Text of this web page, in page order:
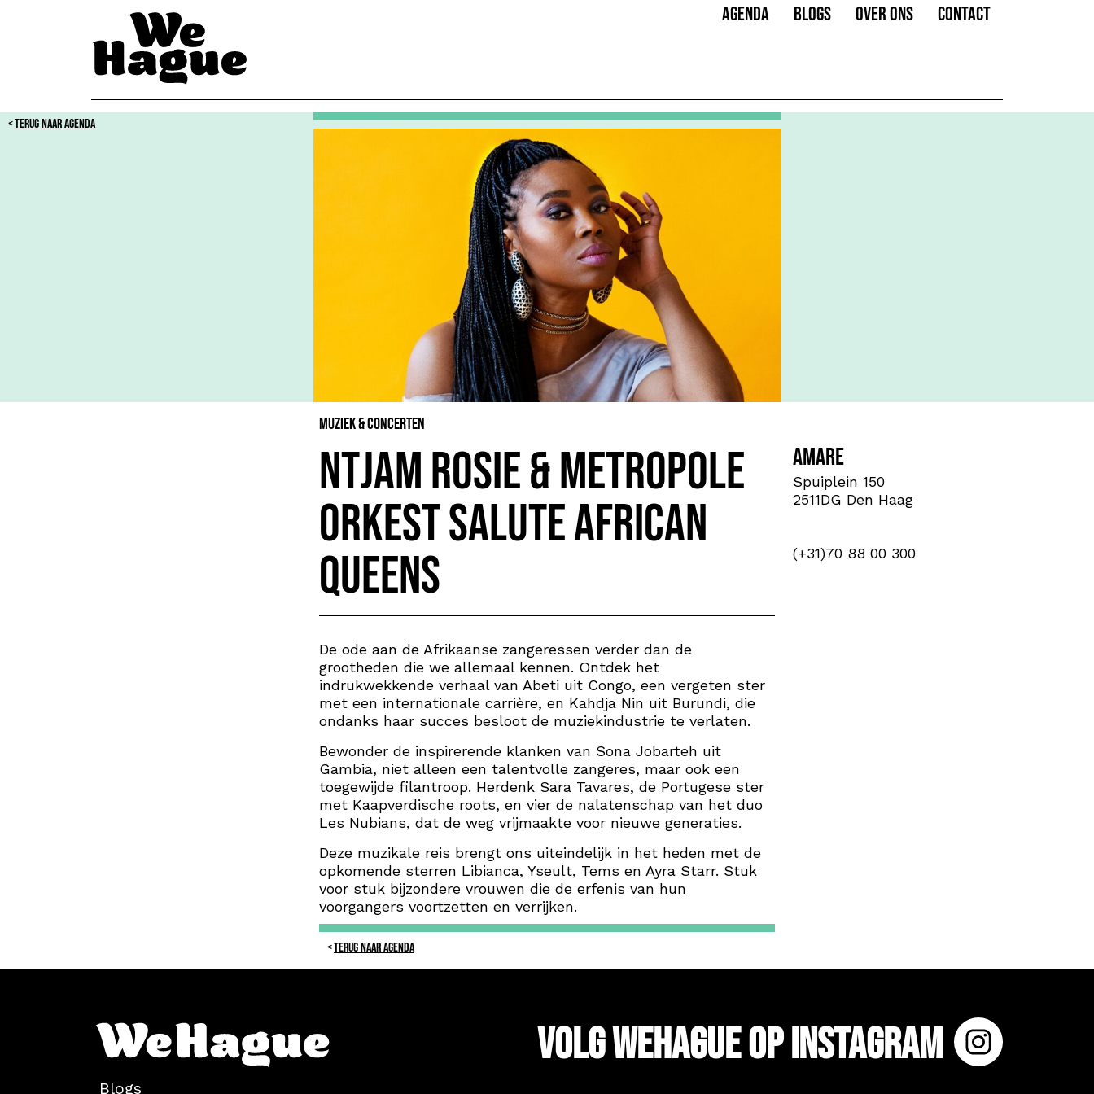
AGENDA BLOGS OVER ONS CONTACT
TERUG NAAR AGENDA
Muziek & Concerten
Ntjam Rosie & Metropole
Orkest salute African
Queens
De ode aan de Afrikaanse zangeressen verder dan de
grootheden die we allemaal kennen. Ontdek het
indrukwekkende verhaal van Abeti uit Congo, een vergeten ster
met een internationale carrière, en Kahdja Nin uit Burundi, die
ondanks haar succes besloot de muziekindustrie te verlaten.
Bewonder de inspirerende klanken van Sona Jobarteh uit
Gambia, niet alleen een talentvolle zangeres, maar ook een
toegewijde filantroop. Herdenk Sara Tavares, de Portugese ster
met Kaapverdische roots, en vier de nalatenschap van het duo
Les Nubians, dat de weg vrijmaakte voor nieuwe generaties.
Deze muzikale reis brengt ons uiteindelijk in het heden met de
opkomende sterren Libianca, Yseult, Tems en Ayra Starr. Stuk
voor stuk bijzondere vrouwen die de erfenis van hun
voorgangers voortzetten en verrijken.
TERUG NAAR AGENDA
Amare
Spuiplein 150
2511DG Den Haag
(+31)70 88 00 300
Blogs
Volg WeHague op Instagram